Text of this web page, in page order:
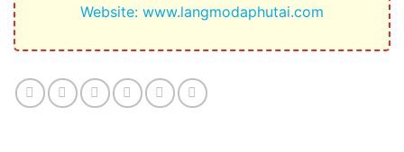
Website: www.langmodaphutai.com